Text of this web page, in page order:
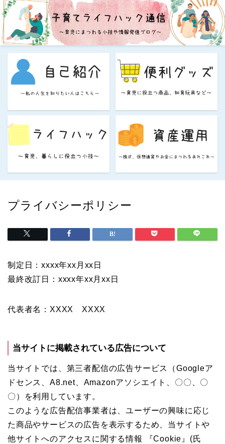
プライバシーポリシー
制定日：xxxx年xx月xx日
最終改訂日：xxxx年xx月xx日
代表者名：XXXX XXXX
当サイトに掲載されている広告について
当サイトでは、第三者配信の広告サービス（Googleア
ドセンス、A8.net、Amazonアソシエイト、〇〇、〇
〇）を利用しています。
このような広告配信事業者は、ユーザーの興味に応じ
た商品やサービスの広告を表示するため、当サイトや
他サイトへのアクセスに関する情報 『Cookie』(氏